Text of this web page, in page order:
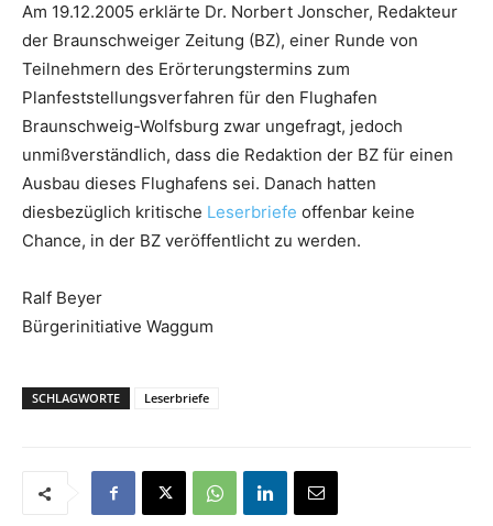
Am 19.12.2005 erklärte Dr. Norbert Jonscher, Redakteur
der Braunschweiger Zeitung (BZ), einer Runde von
Teilnehmern des Erörterungstermins zum
Planfeststellungsverfahren für den Flughafen
Braunschweig-Wolfsburg zwar ungefragt, jedoch
unmißverständlich, dass die Redaktion der BZ für einen
Ausbau dieses Flughafens sei. Danach hatten
diesbezüglich kritische Leserbriefe offenbar keine
Chance, in der BZ veröffentlicht zu werden.
Ralf Beyer
Bürgerinitiative Waggum
SCHLAGWORTE Leserbriefe